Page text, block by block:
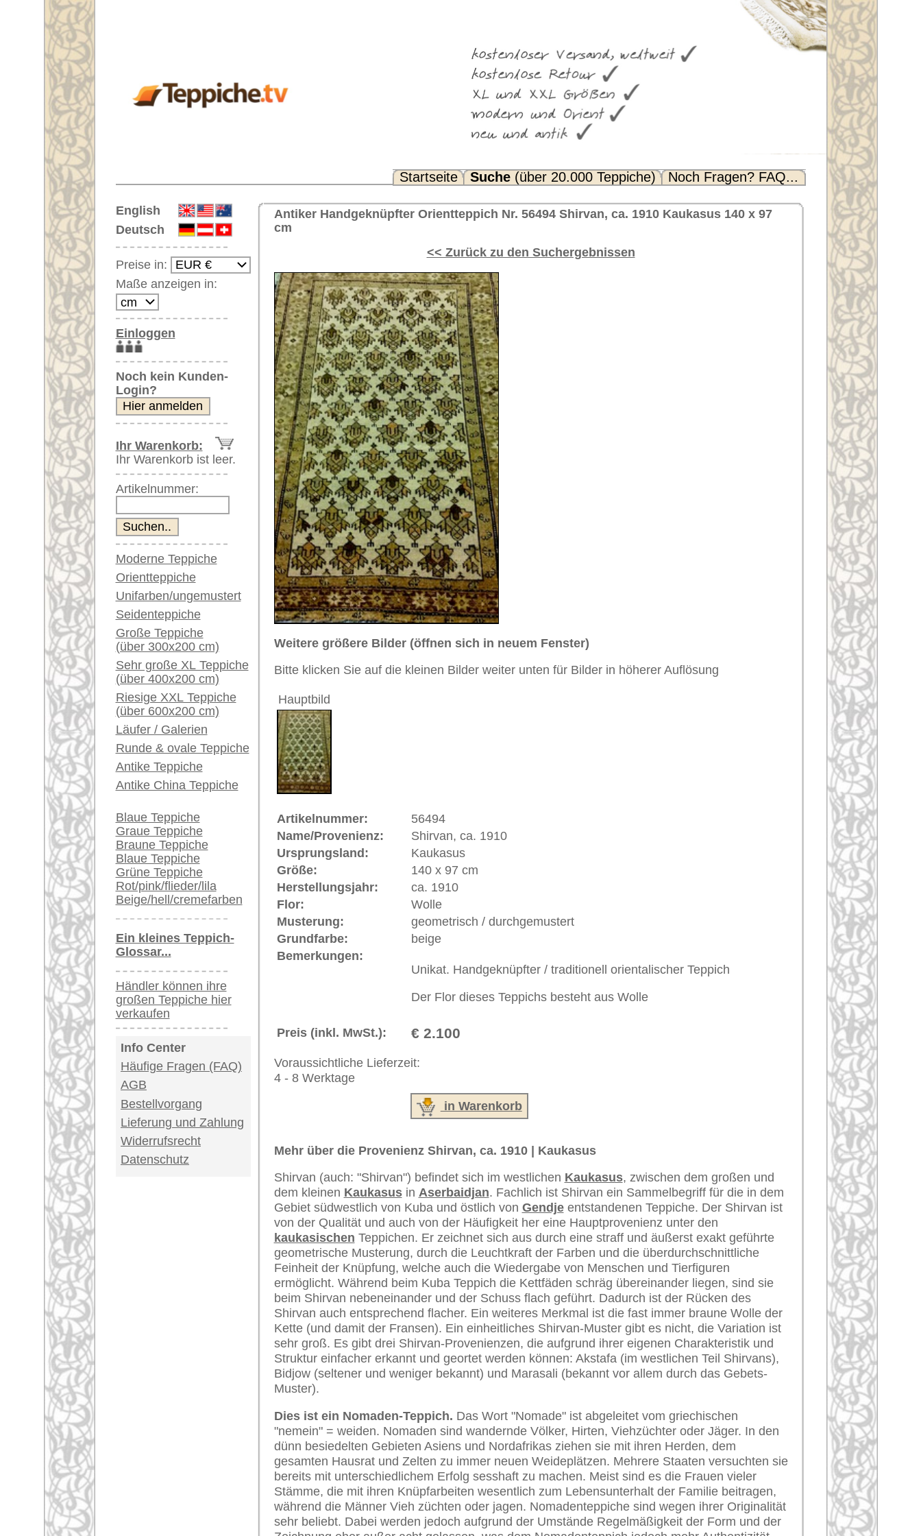
Noch Fragen? FAQ...
English
Deutsch
Preise in:
Maße anzeigen in:
Einloggen
Noch kein Kunden-
Login?
Ihr Warenkorb:
Ihr Warenkorb ist leer.
Artikelnummer:
Moderne Teppiche
Orientteppiche
Unifarben/ungemustert
Seidenteppiche
Große Teppiche
(über 300x200 cm)
Sehr große XL Teppiche
(über 400x200 cm)
Riesige XXL Teppiche
(über 600x200 cm)
Läufer / Galerien
Runde & ovale Teppiche
Antike Teppiche
Antike China Teppiche
Blaue Teppiche
Graue Teppiche
Braune Teppiche
Blaue Teppiche
Grüne Teppiche
Rot/pink/flieder/lila
Beige/hell/cremefarben
Ein kleines Teppich-
Glossar...
Händler können ihre
großen Teppiche hier
verkaufen
Info Center
Häufige Fragen (FAQ)
AGB
Bestellvorgang
Lieferung und Zahlung
Widerrufsrecht
Datenschutz
<< Zurück zu den Suchergebnissen
Weitere größere Bilder (öffnen sich in neuem Fenster)
Bitte klicken Sie auf die kleinen Bilder weiter unten für Bilder in höherer Auflösung
Hauptbild
Artikelnummer:
56494
Name/Provenienz:
Shirvan, ca. 1910
Ursprungsland: Kaukasus
Größe:
140 x 97 cm
Herstellungsjahr:
ca. 1910
Flor: Wolle
Musterung:
geometrisch / durchgemustert
beige
Bemerkungen:
Unikat. Handgeknüpfter / traditionell orientalischer Teppich
Der Flor dieses Teppichs besteht aus Wolle
Preis (inkl. MwSt.):
Voraussichtliche Lieferzeit:
4 - 8 Werktage
in Warenkorb
Mehr über die Provenienz Shirvan, ca. 1910 | Kaukasus
Shirvan (auch: "Shirvan") befindet sich im westlichen
dem kleinen
inAserbaidjan. Fachlich ist Shirvan ein Sammelbegriff für die in dem
von der Qualität und auch von der Häufigkeit her eine Hauptprovenienz unter den
kaukasischen
Teppichen. Er zeichnet sich aus durch eine straff und äußerst exakt geführte
geometrische Musterung, durch die Leuchtkraft der Farben und die überdurchschnittliche
Feinheit der Knüpfung, welche auch die Wiedergabe von Menschen und Tierfiguren
ermöglicht. Während beim Kuba Teppich die Kettfäden schräg übereinander liegen, sind sie
beim Shirvan nebeneinander und der Schuss flach geführt. Dadurch ist der Rücken des
Shirvan auch entsprechend flacher. Ein weiteres Merkmal ist die fast immer braune Wolle der
Kette (und damit der Fransen). Ein einheitliches Shirvan-Muster gibt es nicht, die Variation ist
sehr groß. Es gibt drei Shirvan-Provenienzen, die aufgrund ihrer eigenen Charakteristik und
Struktur einfacher erkannt und geortet werden können: Akstafa (im westlichen Teil Shirvans),
Bidjow (seltener und weniger bekannt) und Marasali (bekannt vor allem durch das Gebets-
Dies ist ein Nomaden-Teppich. Das Wort "Nomade" ist abgeleitet vom griechischen
"nemein" = weiden. Nomaden sind wandernde Völker, Hirten, Viehzüchter oder Jäger. In den
dünn besiedelten Gebieten Asiens und Nordafrikas ziehen sie mit ihren Herden, dem
gesamten Hausrat und Zelten zu immer neuen Weideplätzen. Mehrere Staaten versuchten sie
bereits mit unterschiedlichem Erfolg sesshaft zu machen. Meist sind es die Frauen vieler
Stämme, die mit ihren Knüpfarbeiten wesentlich zum Lebensunterhalt der Familie beitragen,
während die Männer Vieh züchten oder jagen. Nomadenteppiche sind wegen ihrer Originalität
verleiht und ihn umso beliebter macht. Die handversponnene Wolle wird meistens mit
Naturfarbstoffen (Pflanzenfarben) eingefärbt.
Teppiche.tv - große moderne Teppiche | neue und antike Orientteppiche -
Kundenservice:
United Kingdom: +44 (0)20 7183 4544
USA / Canada: +1 646-688-1335
Impressum|Kontakt|Geschäftsbedingungen